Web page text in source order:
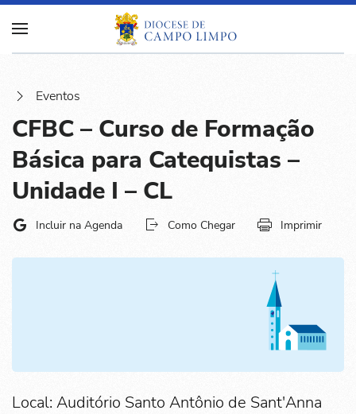
Eventos
CFBC – Curso de Formação
Básica para Catequistas –
Unidade I – CL
Incluir na Agenda Como Chegar Imprimir
Local: Auditório Santo Antônio de Sant'Anna